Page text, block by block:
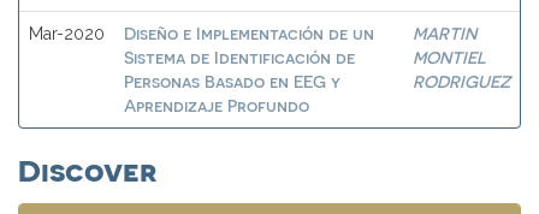
Mar-2020
Diseño e Implementación de un
Sistema de Identificación de
Personas Basado en EEG y
Aprendizaje Profundo
MARTIN
MONTIEL
RODRIGUEZ
Discover